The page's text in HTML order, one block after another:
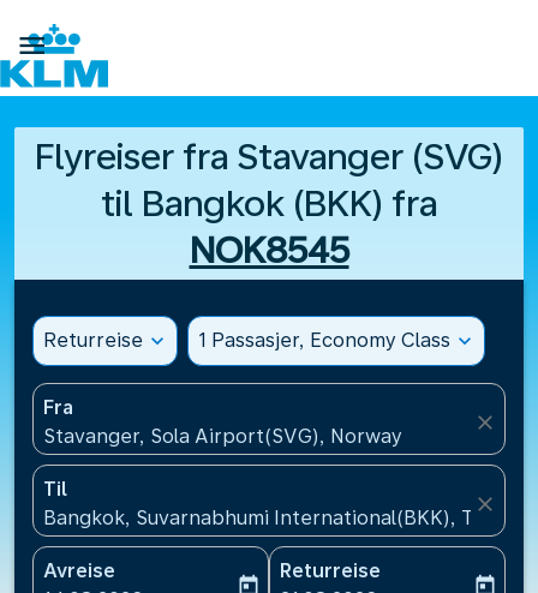

Flyreiser fra Stavanger (SVG)
til Bangkok (BKK) fra
NOK8545
Returreise expand_more 1 Passasjer, Economy Class expand_more
Fra
Stavanger, Sola Airport(SVG), Norway
close
Til
Bangkok, Suvarnabhumi International(BKK),
close
Avreise
today
Returreise
today